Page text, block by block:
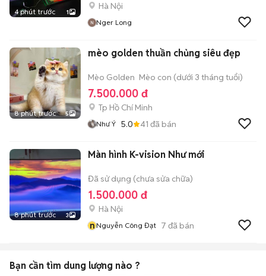
4 phút trước 1
Hà Nội
Nger Long
8 phút trước 5
mèo golden thuần chủng siêu đẹp
Mèo Golden Mèo con (dưới 3 tháng tuổi)
7.500.000 đ
Tp Hồ Chí Minh
Như Ý 5.0 41 đã bán
8 phút trước 3
Màn hình K-vision Như mới
Đã sử dụng (chưa sửa chữa)
1.500.000 đ
Hà Nội
nNguyễn Công Đạt 7 đã bán
Bạn cần tìm dung lượng nào ?